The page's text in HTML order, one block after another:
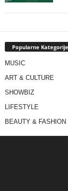
Popularne Kategorije
MUSIC
ART & CULTURE
SHOWBIZ
LIFESTYLE
BEAUTY & FASHION